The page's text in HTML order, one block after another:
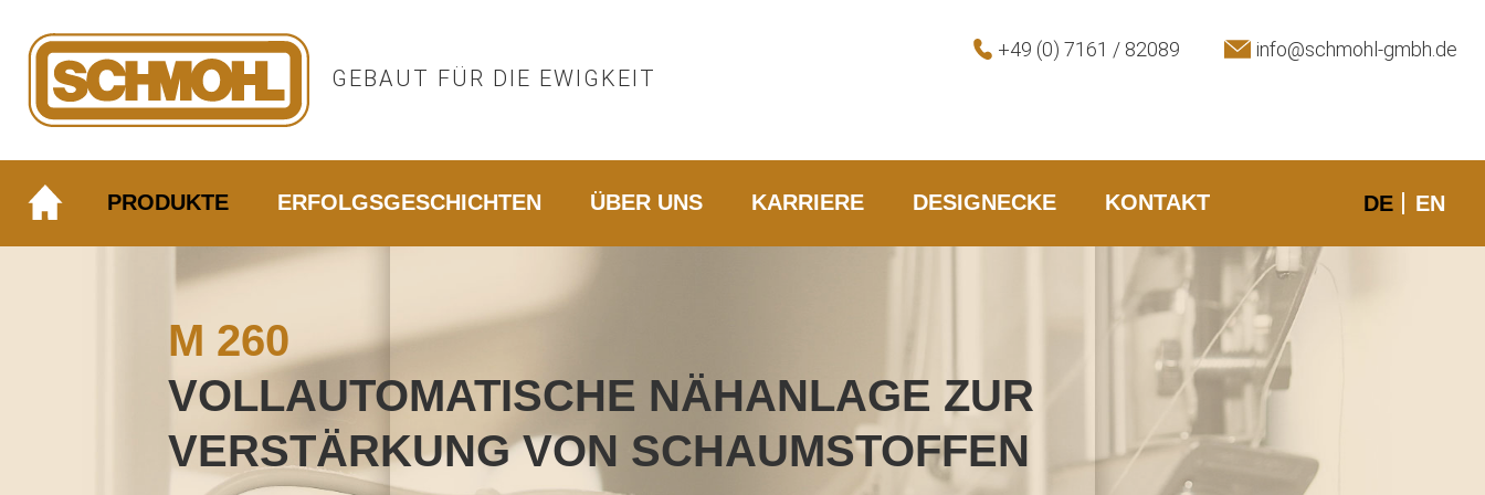
GEBAUT FÜR DIE EWIGKEIT
+49 (0) 7161 / 82089 info@schmohl-gmbh.de
PRODUKTE ERFOLGSGESCHICHTEN ÜBER UNS KARRIERE DESIGNECKE KONTAKT DE EN
M 260
VOLLAUTOMATISCHE NÄHANLAGE ZUR
VERSTÄRKUNG VON SCHAUMSTOFFEN